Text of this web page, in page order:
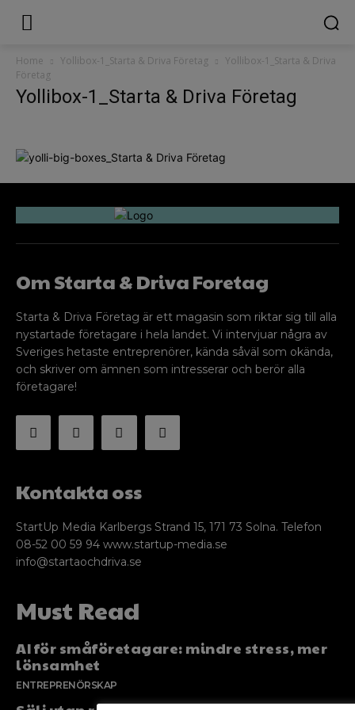
Home Yollibox-1_Starta & Driva Företag
Yollibox-1_Starta & Driva
Företag
Yollibox-1_Starta & Driva Företag
Om Starta & Driva Foretag
Starta & Driva Företag är ett magasin som riktar sig till alla
nystartade företagare i hela landet. Vi intervjuar några av
Sveriges hetaste entreprenörer, kända såväl som okända,
och skriver om ämnen som intresserar och berör alla
företagare!
Kontakta oss
StartUp Media Karlbergs Strand 15, 171 73 Solna. Telefon
08-52 00 59 94 www.startup-media.se
info@startaochdriva.se
Must Read
AI för småföretagare: mindre stress, mer
lönsamhet
ENTREPRENÖRSKAP